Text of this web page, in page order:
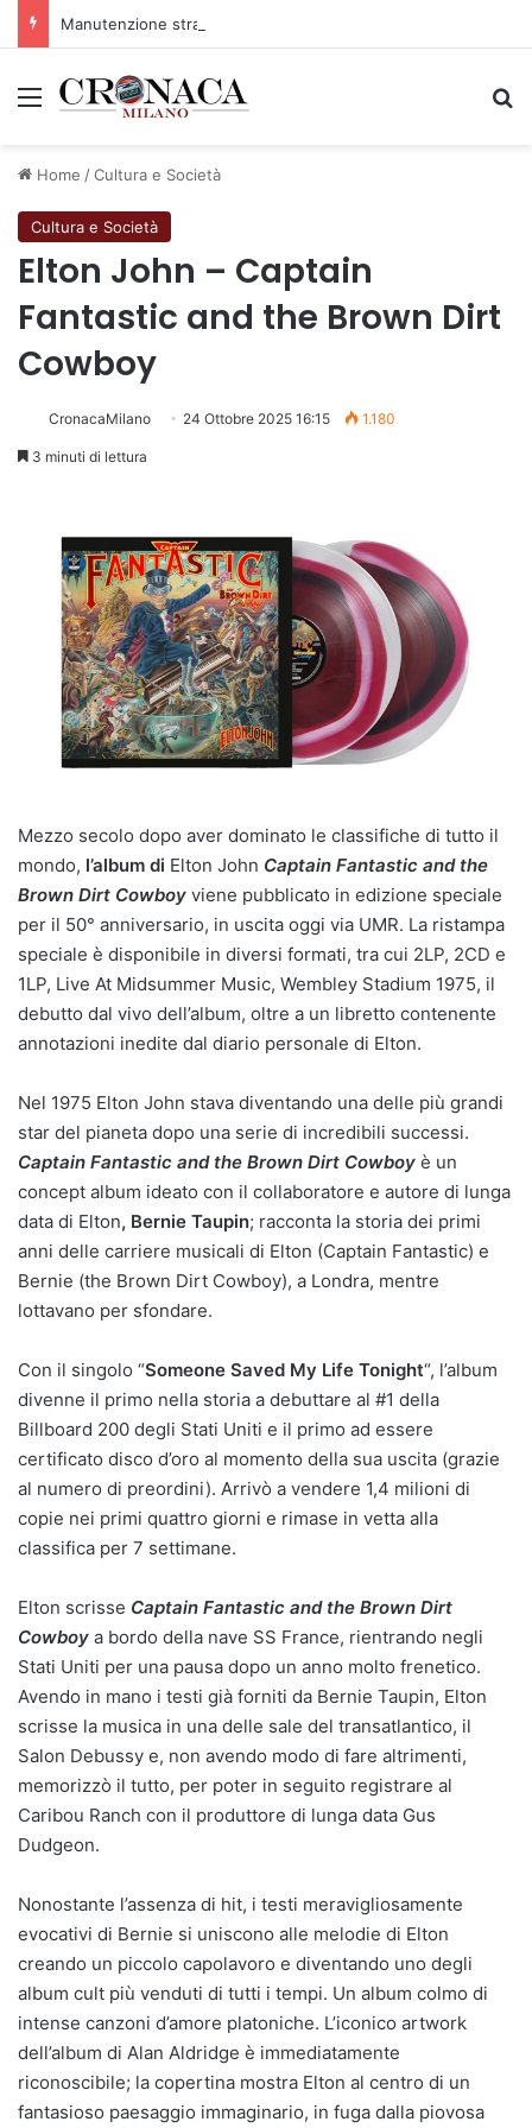
Menu
Home /Cultura e Società
Cultura e Società
Elton John – Captain
Fantastic and the Brown Dirt
Cowboy
CronacaMilano 24 Ottobre 2025 16:15 1.180
3 minuti di lettura
Mezzo secolo dopo aver dominato le classifiche di tutto il
mondo, l’album di Elton John Captain Fantastic and the
Brown Dirt Cowboy viene pubblicato in edizione speciale
per il 50° anniversario, in uscita oggi via UMR. La ristampa
speciale è disponibile in diversi formati, tra cui 2LP, 2CD e
1LP, Live At Midsummer Music, Wembley Stadium 1975, il
debutto dal vivo dell’album, oltre a un libretto contenente
annotazioni inedite dal diario personale di Elton.
Nel 1975 Elton John stava diventando una delle più grandi
star del pianeta dopo una serie di incredibili successi.
Captain Fantastic and the Brown Dirt Cowboy è un
concept album ideato con il collaboratore e autore di lunga
data di Elton, Bernie Taupin; racconta la storia dei primi
anni delle carriere musicali di Elton (Captain Fantastic) e
Bernie (the Brown Dirt Cowboy), a Londra, mentre
lottavano per sfondare.
Con il singolo “Someone Saved My Life Tonight“, l’album
divenne il primo nella storia a debuttare al #1 della
Billboard 200 degli Stati Uniti e il primo ad essere
certificato disco d’oro al momento della sua uscita (grazie
al numero di preordini). Arrivò a vendere 1,4 milioni di
copie nei primi quattro giorni e rimase in vetta alla
classifica per 7 settimane.
Elton scrisse Captain Fantastic and the Brown Dirt
Cowboy a bordo della nave SS France, rientrando negli
Stati Uniti per una pausa dopo un anno molto frenetico.
Avendo in mano i testi già forniti da Bernie Taupin, Elton
scrisse la musica in una delle sale del transatlantico, il
Salon Debussy e, non avendo modo di fare altrimenti,
memorizzò il tutto, per poter in seguito registrare al
Caribou Ranch con il produttore di lunga data Gus
Dudgeon.
Nonostante l’assenza di hit, i testi meravigliosamente
evocativi di Bernie si uniscono alle melodie di Elton
creando un piccolo capolavoro e diventando uno degli
album cult più venduti di tutti i tempi. Un album colmo di
intense canzoni d’amore platoniche. L’iconico artwork
dell’album di Alan Aldridge è immediatamente
riconoscibile; la copertina mostra Elton al centro di un
fantasioso paesaggio immaginario, in fuga dalla piovosa